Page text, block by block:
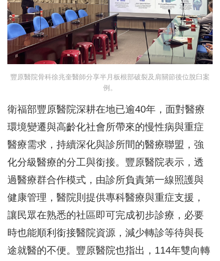
豐原醫院骨科徐兆奎醫師分享半月板根部破裂及肩關節後位脫臼案
例。
衛福部豐原醫院深耕在地已逾40年，面對醫療
環境變遷與高齡化社會所帶來的慢性病與重症
醫療需求，持續深化與診所間的醫療聯盟，強
化分級醫療的分工與銜接。豐原醫院表示，透
過醫療群合作模式，由診所負責第一線照護與
健康管理，醫院則提供專科醫療與重症支援，
讓民眾在熟悉的社區即可完成初步診療，必要
時也能順利銜接醫院資源，減少轉診等待與長
途就醫的不便。豐原醫院也指出，114年雙向轉